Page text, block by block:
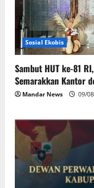
Sosial Ekobis
Sambut HUT ke-81
Semarakkan Kantor
Mandar News 09/